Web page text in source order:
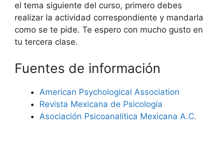
el tema siguiente del curso, primero debes
realizar la actividad correspondiente y mandarla
como se te pide. Te espero con mucho gusto en
tu tercera clase.
Fuentes de información
American Psychological Association
Revista Mexicana de Psicología
Asociación Psicoanalitica Mexicana A.C.